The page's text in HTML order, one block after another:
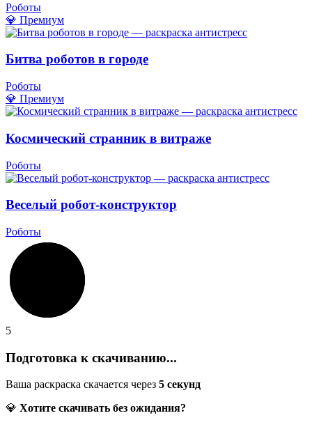
Роботы
💎 Премиум
Битва роботов в городе
Роботы
💎 Премиум
Космический странник в витраже
Роботы
Веселый робот-конструктор
Роботы
5
Подготовка к скачиванию...
Ваша раскраска скачается через 5 секунд
💎 Хотите скачивать без ожидания?